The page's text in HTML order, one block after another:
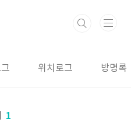
위치로그 방명록
1